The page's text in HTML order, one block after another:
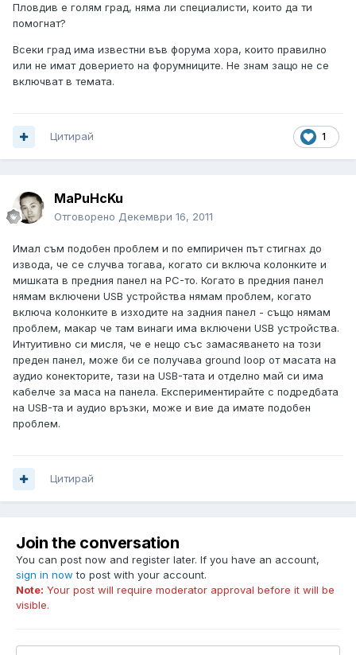
Пловдив е голям град, няма ли специалисти, които да ти
помогнат?
Всеки град има известни във форума хора, които правилно
или не имат доверието на форумниците. Не знам защо не се
включват в темата.
1
Цитирай
MaPuHcKu
Отговорено Декември 16, 2011
Имал съм подобен проблем и по емпиричен път стигнах до
извода, че се случва тогава, когато си включа колонките и
мишката в предния панел на PC-то. Когато в предния панел
нямам включени USB устройства нямам проблем, когато
включа колонките в изходите на задния панел - също нямам
проблем, макар че там винаги има включени USB устройства.
Интуитивно си мисля, че е нещо със замасяването на този
преден панел, може би се получава ground loop от масата на
аудио конекторите, тази на USB-тата и отделно май си има
кабелче за маса на панела. Експериментирайте с подредбата
на USB-та и аудио връзки, може и вие да имате подобен
проблем.
Цитирай
Join the conversation
You can post now and register later. If you have an account,
sign in now to post with your account.
Note: Your post will require moderator approval before it will be
visible.